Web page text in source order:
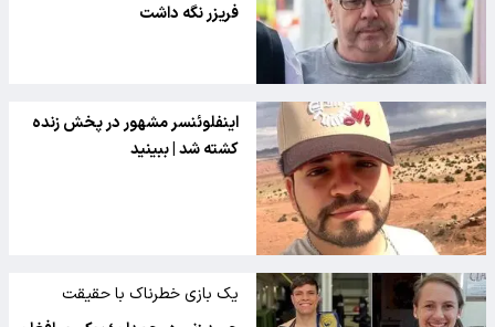
فریزر نگه داشت
اینفلوئنسر مشهور در پخش زنده
کشته شد | ببینید
یک بازی خطرناک با حقیقت